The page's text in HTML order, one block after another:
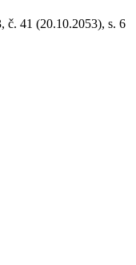
č. 41 (20.10.2053), s. 6